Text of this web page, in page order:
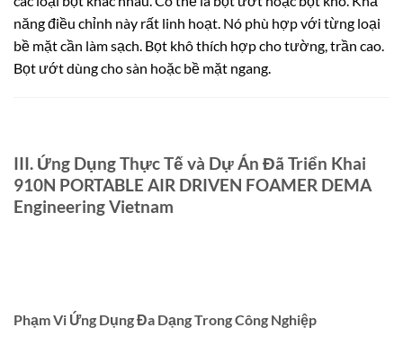
năng điều chỉnh này rất linh hoạt. Nó phù hợp với từng loại
bề mặt cần làm sạch. Bọt khô thích hợp cho tường, trần cao.
Bọt ướt dùng cho sàn hoặc bề mặt ngang.
III. Ứng Dụng Thực Tế và Dự Án Đã Triển Khai
910N PORTABLE AIR DRIVEN FOAMER DEMA
Engineering Vietnam
Phạm Vi Ứng Dụng Đa Dạng Trong Công Nghiệp